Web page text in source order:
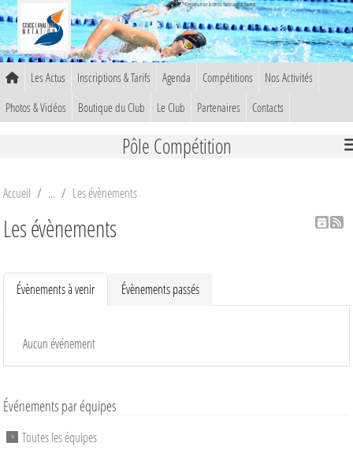
Bienvenue sur le site du Stade Lavallois Natation
Les Actus Inscriptions & Tarifs Agenda Compétitions
Nos Activités
Photos & Vidéos
Boutique du Club Le Club Partenaires Contacts
Pôle Compétition
Accueil Les évènements
Les évènements
Évènements à venir Évènements passés
Aucun événement
Événements par équipes
Toutes les équipes
Panneau de gestion des cookies